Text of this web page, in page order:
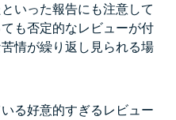
いった報告にも注意して
も否定的なレビューが付
情が繰り返し見られる場
る好意的すぎるレビュー